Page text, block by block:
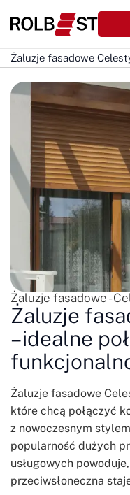
Żaluzje fasadowe
Żaluzje fasadowe -
Żaluzje
– idealne
Żaluzje fasadowe
które chcą połączyć
z nowoczesnym
popularność dużych
usługowych
przeciwsłoneczna